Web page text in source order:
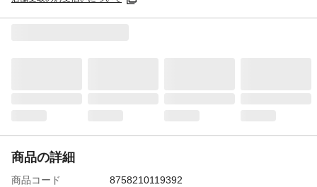
商品の詳細
商品コード
8758210119392